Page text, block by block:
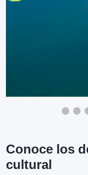
Conoce los
cultural